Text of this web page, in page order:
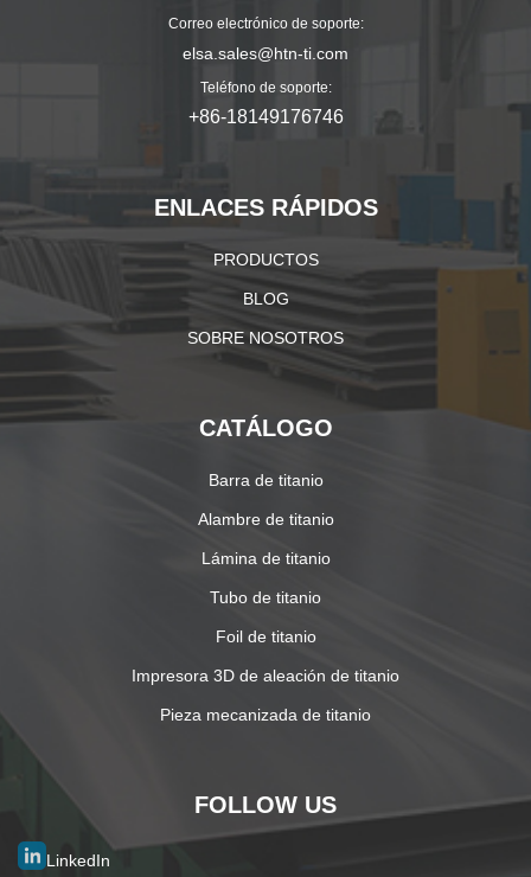
Correo electrónico de soporte:
elsa.sales@htn-ti.com
Teléfono de soporte:
+86-18149176746
ENLACES RÁPIDOS
PRODUCTOS
BLOG
SOBRE NOSOTROS
CATÁLOGO
Barra de titanio
Alambre de titanio
Lámina de titanio
Tubo de titanio
Foil de titanio
Impresora 3D de aleación de titanio
Pieza mecanizada de titanio
FOLLOW US
LinkedIn